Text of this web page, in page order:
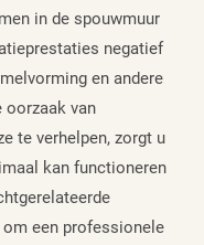
in de spouwmuur
negatief
en andere
oorzaak van
te verhelpen, zorgt u
kan functioneren
een professionele